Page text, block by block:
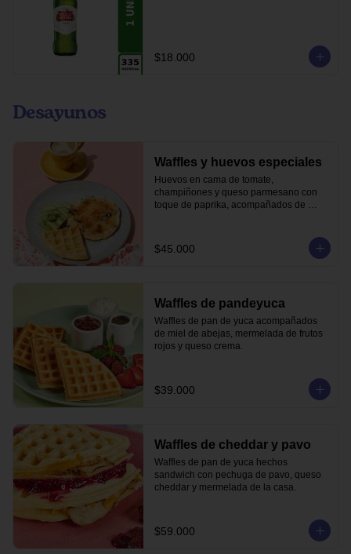
$18.000
Desayunos
Waffles y huevos especiales
Huevos en cama de tomate,
champiñones y queso parmesano con
toque de paprika, acompañados de
$45.000
Waffles de pandeyuca
Waffles de pan de yuca acompañados
de miel de abejas, mermelada de frutos
rojos y queso crema.
$39.000
Waffles de cheddar y pavo
Waffles de pan de yuca hechos
sandwich con pechuga de pavo, queso
cheddar y mermelada de la casa.
$59.000